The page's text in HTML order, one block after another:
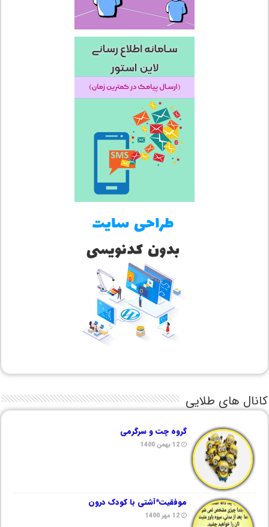
کانال های طلایی
گروه چت و سرگرمی
12 بهمن 1400
موفقیت*آشتی با کودک درون
12 مهر 1400